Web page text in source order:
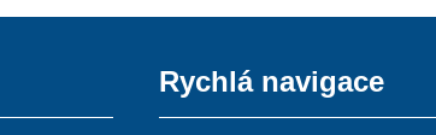
Rychlá navigace